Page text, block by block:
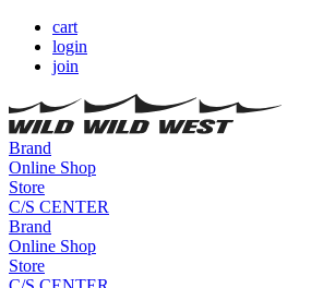
cart
login
join
Brand
Online Shop
Store
C/S CENTER
Brand
Online Shop
Store